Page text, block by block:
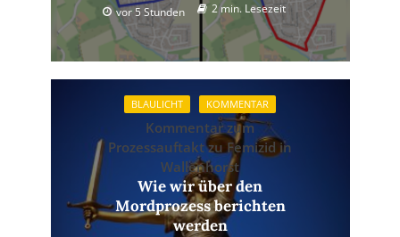
vor 5 Stunden 2 min. Lesezeit
BLAULICHT KOMMENTAR
Kommentar zum
Prozessauftakt zu Femizid in
Wallenhorst
Wie wir über den
Mordprozess berichten
werden